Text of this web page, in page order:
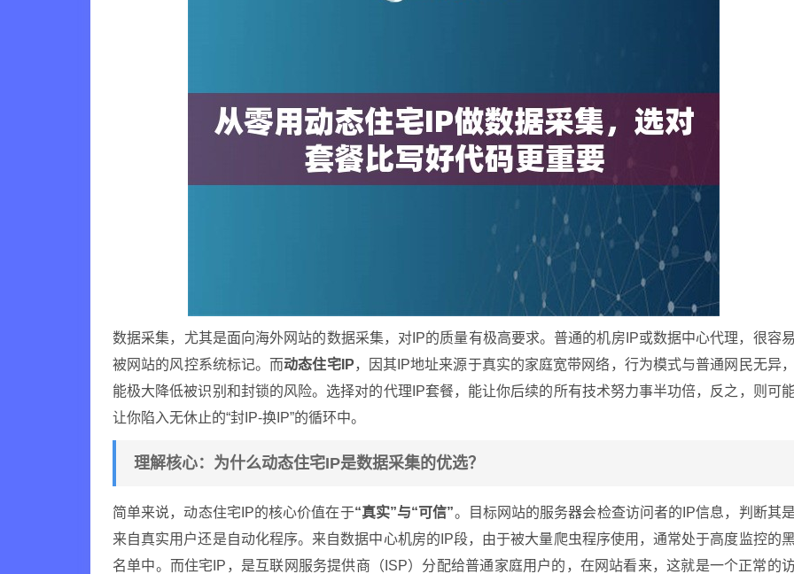
数据采集，尤其是面向海外网站的数据采集，对IP的质量有极高要求。普通的机房IP或数据中心代理，很容易
被网站的风控系统标记。而动态住宅IP，因其IP地址来源于真实的家庭宽带网络，行为模式与普通网民无异，
能极大降低被识别和封锁的风险。选择对的代理IP套餐，能让你后续的所有技术努力事半功倍，反之，则可
让你陷入无休止的“封IP-换IP”的循环中。
理解核心：为什么动态住宅IP是数据采集的优选？
简单来说，动态住宅IP的核心价值在于“真实”与“可信”。目标网站的服务器会检查访问者的IP信息，判断其是
来自真实用户还是自动化程序。来自数据中心机房的IP段，由于被大量爬虫程序使用，通常处于高度监控的
名单中。而住宅IP，是互联网服务提供商（ISP）分配给普通家庭用户的，在网站看来，这就是一个正常的